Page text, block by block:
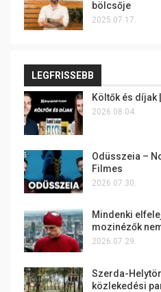
bölcsője
2025.07.17.
LEGFRISSEBB
Költők és díjak
2026.08.04.
Odüsszeia –
Filmes
2026.07.30.
Mindenki
mozinézők
2026.07.29.
Szerda-
közlekedési